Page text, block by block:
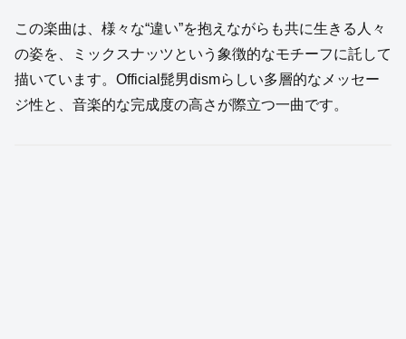
この楽曲は、様々な“違い”を抱えながらも共に生きる人々
の姿を、ミックスナッツという象徴的なモチーフに託して
描いています。Official髭男dismらしい多層的なメッセー
ジ性と、音楽的な完成度の高さが際立つ一曲です。